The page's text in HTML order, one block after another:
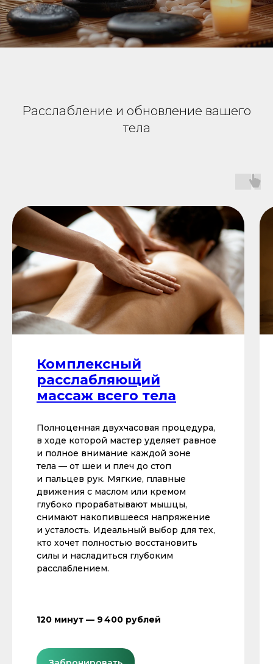
Расслабление и обновление вашего
тела
Комплексный
расслабляющий
массаж всего тела
Полноценная двухчасовая процедура,
в ходе которой мастер уделяет равное
и полное внимание каждой зоне
тела — от шеи и плеч до стоп
и пальцев рук. Мягкие, плавные
движения с маслом или кремом
глубоко прорабатывают мышцы,
снимают накопившееся напряжение
и усталость. Идеальный выбор для тех,
кто хочет полностью восстановить
силы и насладиться глубоким
расслаблением.
120 минут — 9 400 рублей